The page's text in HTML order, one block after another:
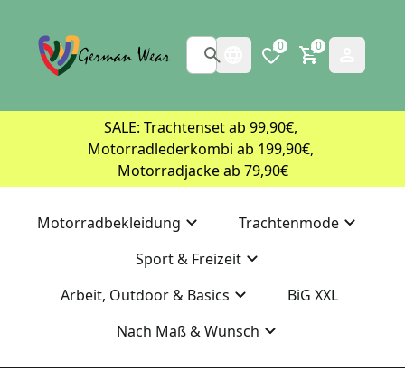
0 0
SALE: Trachtenset ab 99,90€,
Motorradlederkombi ab 199,90€,
Motorradjacke ab 79,90€
Motorradbekleidung
Trachtenmode
Sport & Freizeit
Arbeit, Outdoor & Basics
BiG XXL
Nach Maß & Wunsch